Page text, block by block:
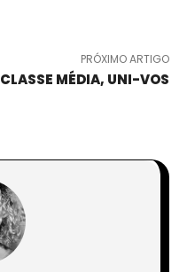
PRÓXIMO ARTIGO
CLASSE MÉDIA, UNI-VOS